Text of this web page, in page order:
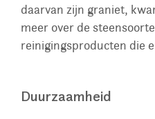
daarvan zijn graniet,
meer over de
reinigingsproducten die
Duurzaamheid